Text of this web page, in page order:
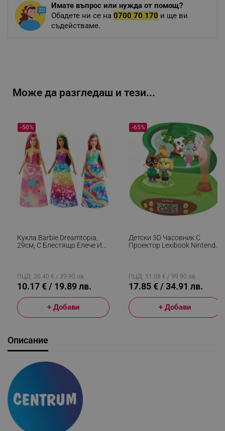
Имате въпрос или нужда от помощ?
Обадете ни се на 0700 70 170 и ще ви
съдействаме.
Може да разгледаш и тези...
Кукла Barbie Dreamtopia,
29см, С Блестящо Елече И
-50%
ПЦД: 20.40 € / 39.90 лв.
10.17 € / 19.89 лв.
+ Добави
Детски 3D Часовник С
Проектор Lexibook Nintendo
-65%
ПЦД: 51.08 € / 99.90 лв.
17.85 € / 34.91 лв.
+ Добави
Описание